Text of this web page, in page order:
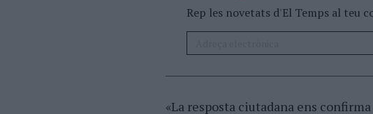
Rep les novetats d'El Temps al teu
«La resposta ciutadana ens